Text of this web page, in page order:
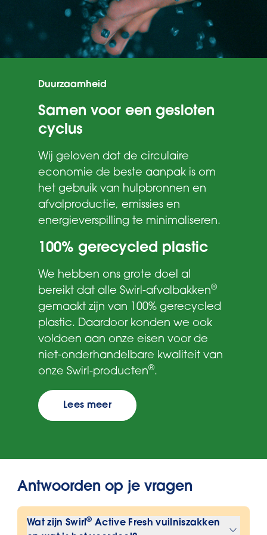
Duurzaamheid
Samen voor een gesloten
cyclus
Wij geloven dat de circulaire
economie de beste aanpak is om
het gebruik van hulpbronnen en
afvalproductie, emissies en
energieverspilling te minimaliseren.
100% gerecycled plastic
We hebben ons grote doel al
bereikt dat alle Swirl-afvalbakken®
gemaakt zijn van 100% gerecycled
plastic. Daardoor konden we ook
voldoen aan onze eisen voor de
niet-onderhandelbare kwaliteit van
onze Swirl-producten®.
Lees meer
Antwoorden op je vragen
Wat zijn Swirl® Active Fresh vuilniszakken